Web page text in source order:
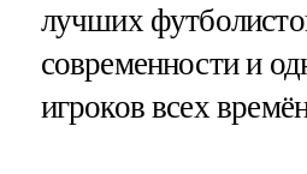
лучших
современности и
игроков всеx